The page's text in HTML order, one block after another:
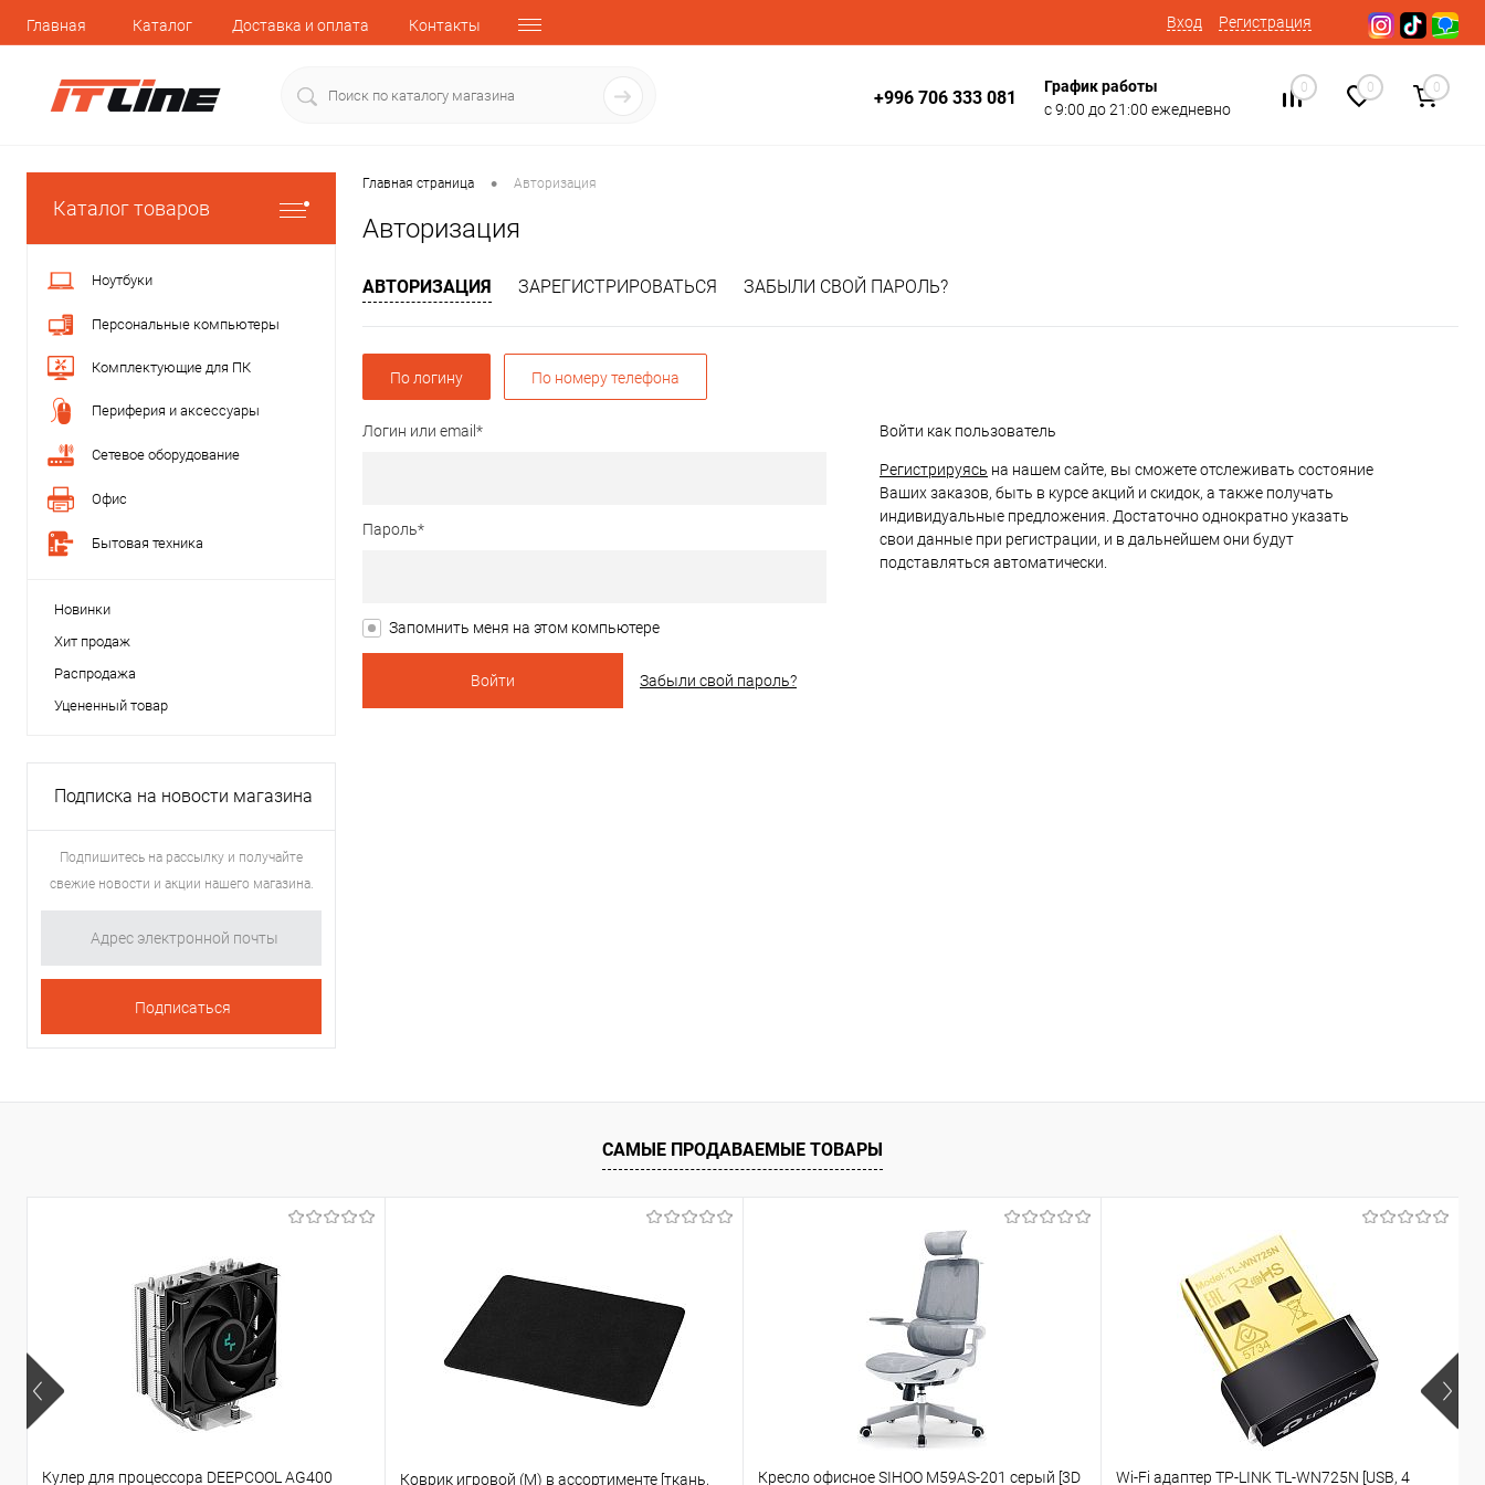
Главная Каталог Доставка и оплата Контакты Вход Регистрация
+996 706 333 081
График работы
с 9:00 до 21:00 ежедневно
0 0 0
Каталог товаров
Ноутбуки
Персональные компьютеры
Комплектующие для ПК
Периферия и аксессуары
Сетевое оборудование
Офис
Бытовая техника
Новинки
Хит продаж
Распродажа
Уцененный товар
Подписка на новости магазина
Подпишитесь на рассылку и получайте
свежие новости и акции нашего магазина.
Главная страница • Авторизация
Авторизация
АВТОРИЗАЦИЯ ЗАРЕГИСТРИРОВАТЬСЯ ЗАБЫЛИ СВОЙ ПАРОЛЬ?
По логину По номеру телефона
Логин или email*
Пароль*
Запомнить меня на этом компьютере
Забыли свой пароль?
Войти как пользователь
Регистрируясь на нашем сайте, вы сможете отслеживать состояние
Ваших заказов, быть в курсе акций и скидок, а также получать
индивидуальные предложения. Достаточно однократно указать
свои данные при регистрации, и в дальнейшем они будут
подставляться автоматически.
САМЫЕ ПРОДАВАЕМЫЕ ТОВАРЫ
Кулер для процессора DEEPCOOL AG400
Коврик игровой (М) в ассортименте [ткань,
Кресло офисное SIHOO M59AS-201 серый [3D
Wi-Fi адаптер TP-LINK TL-WN725N [USB, 4